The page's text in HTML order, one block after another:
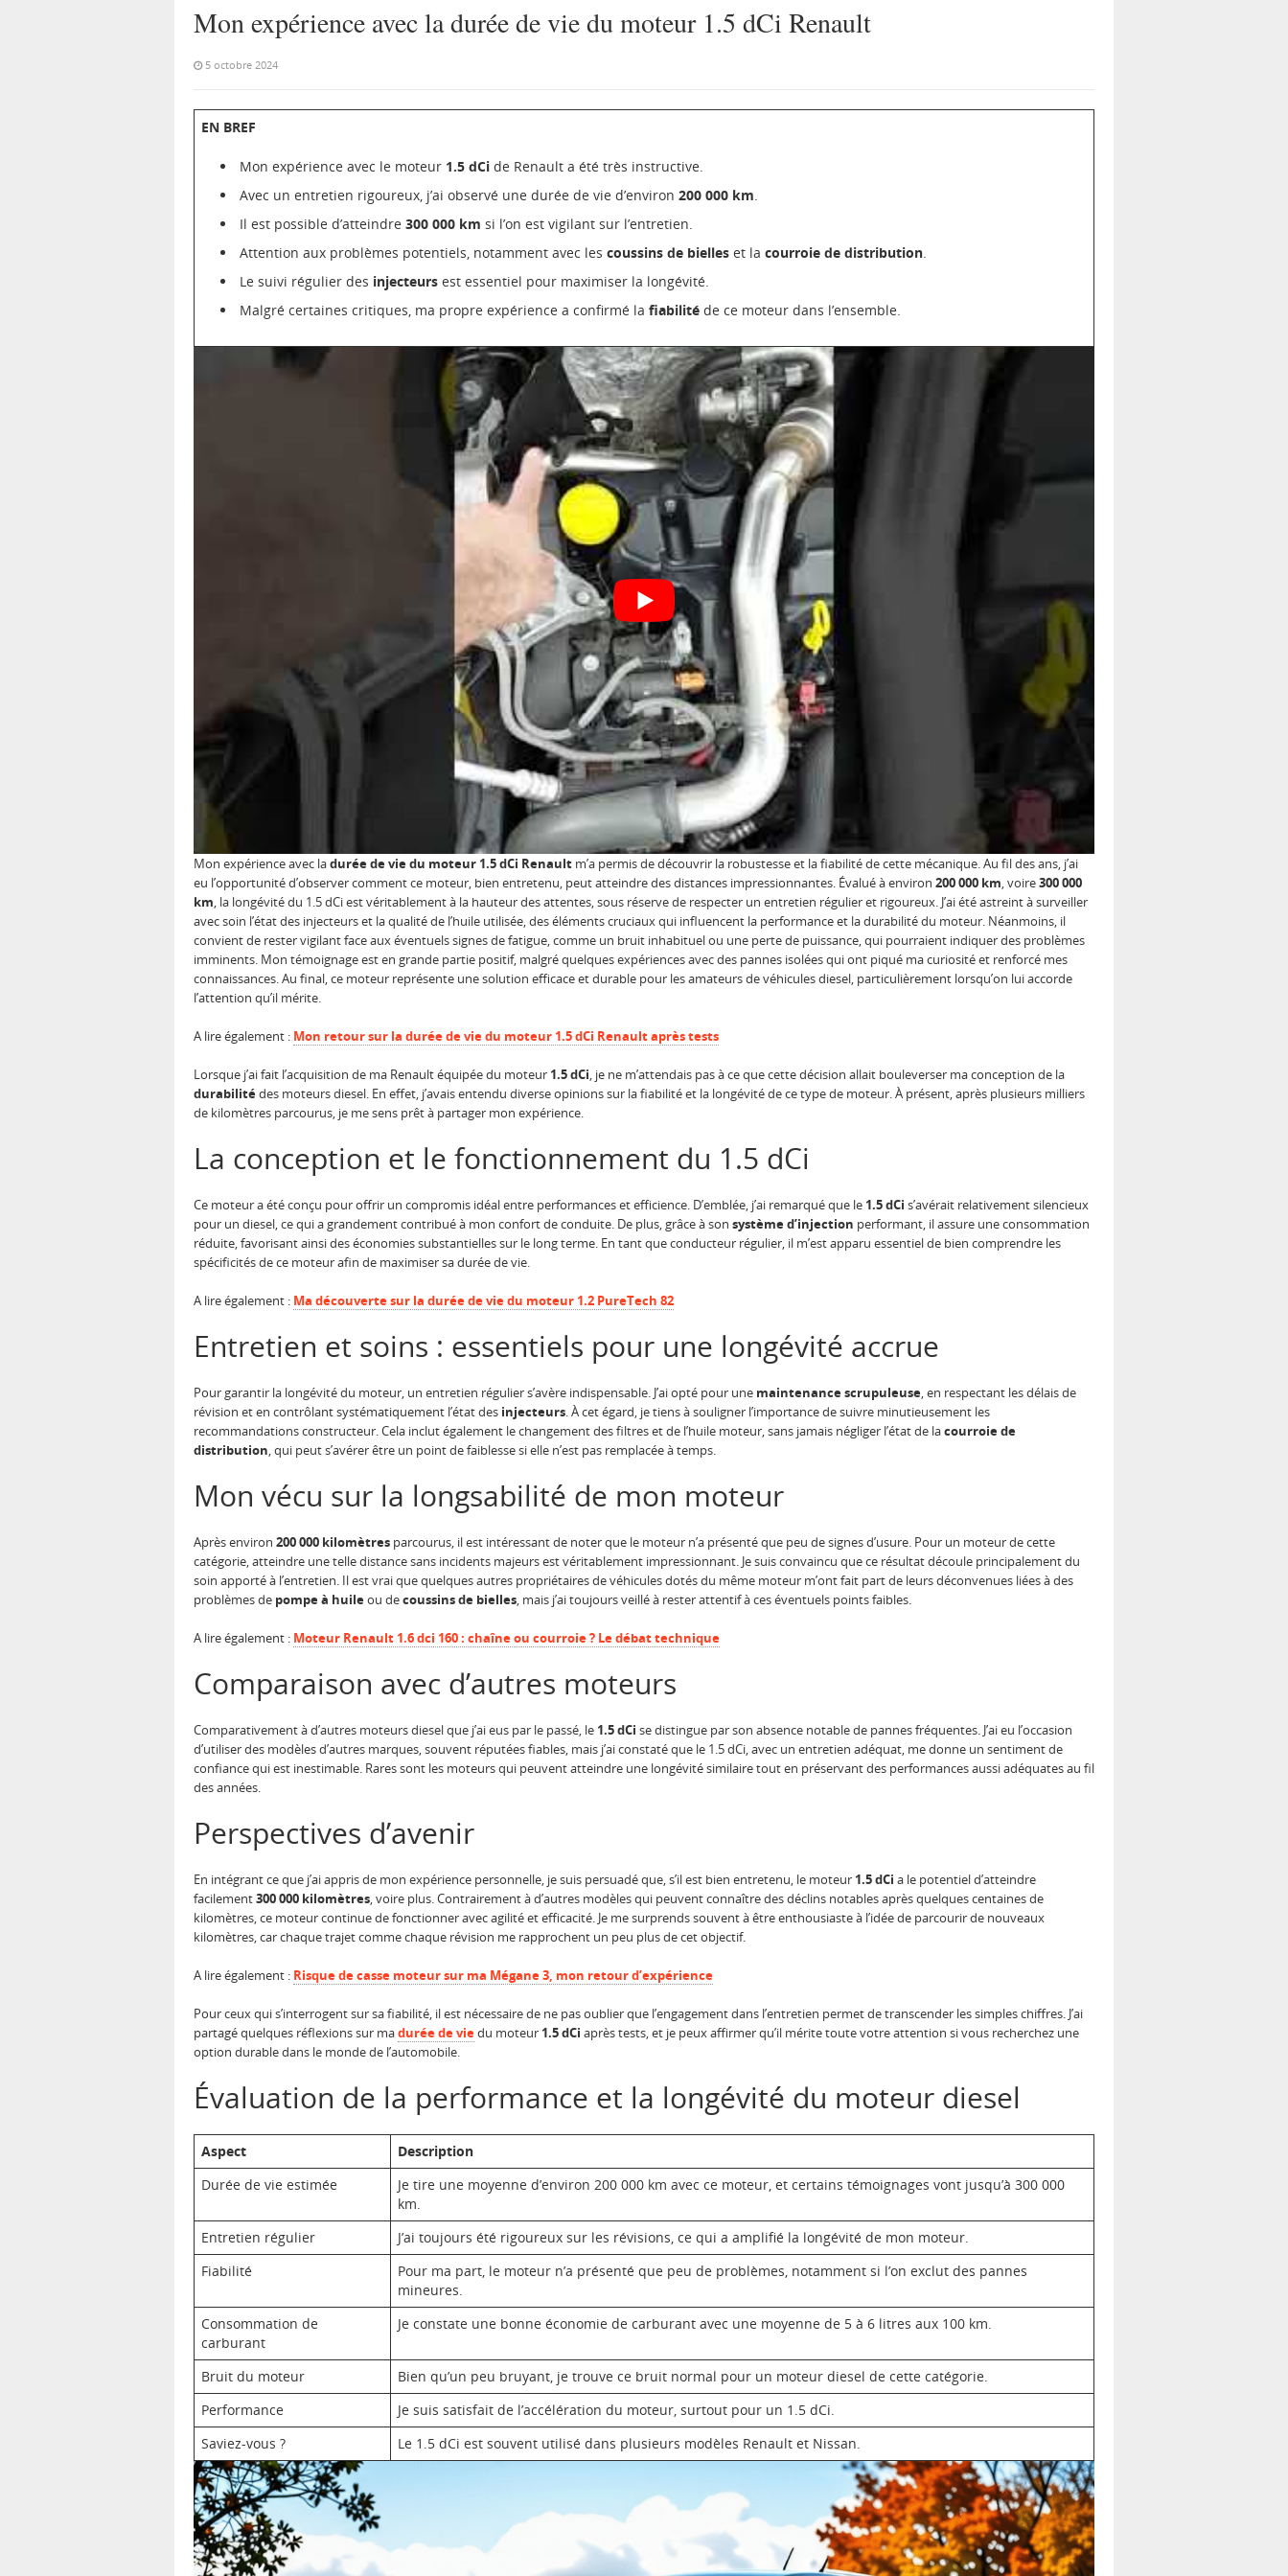
Mon expérience avec la durée de vie du moteur 1.5 dCi Renault
5 octobre 2024
EN BREF
Mon expérience avec le moteur 1.5 dCi de Renault a été très instructive.
Avec un entretien rigoureux, j’ai observé une durée de vie d’environ 200 000 km.
Il est possible d’atteindre 300 000 km si l’on est vigilant sur l’entretien.
Attention aux problèmes potentiels, notamment avec les coussins de bielles et la courroie de distribution.
Le suivi régulier des injecteurs est essentiel pour maximiser la longévité.
Malgré certaines critiques, ma propre expérience a confirmé la fiabilité de ce moteur dans l’ensemble.
Mon expérience avec ladurée de vie du moteur 1.5 dCi Renault m’a permis de découvrir la robustesse et la fiabilité de cette mécanique. Au fil des ans, j’ai
eu l’opportunité d’observer comment ce moteur, bien entretenu, peut atteindre des distances impressionnantes. Évalué à environ 200 000 km, voire300 000
km, la longévité du 1.5 dCi est véritablement à la hauteur des attentes, sous réserve de respecter un entretien régulier et rigoureux. J’ai été astreint à surveiller
avec soin l’état des injecteurs et la qualité de l’huile utilisée, des éléments cruciaux qui influencent la performance et la durabilité du moteur. Néanmoins, il
convient de rester vigilant face aux éventuels signes de fatigue, comme un bruit inhabituel ou une perte de puissance, qui pourraient indiquer des problèmes
imminents. Mon témoignage est en grande partie positif, malgré quelques expériences avec des pannes isolées qui ont piqué ma curiosité et renforcé mes
connaissances. Au final, ce moteur représente une solution efficace et durable pour les amateurs de véhicules diesel, particulièrement lorsqu’on lui accorde
l’attention qu’il mérite.
A lire également : Mon retour sur la durée de vie du moteur 1.5 dCi Renault après tests
Lorsque j’ai fait l’acquisition de ma Renault équipée du moteur 1.5 dCi, je ne m’attendais pas à ce que cette décision allait bouleverser ma conception de la
durabilitédes moteurs diesel. En effet, j’avais entendu diverse opinions sur la fiabilité et la longévité de ce type de moteur. À présent, après plusieurs milliers
de kilomètres parcourus, je me sens prêt à partager mon expérience.
La conception et le fonctionnement du 1.5 dCi
Ce moteur a été conçu pour offrir un compromis idéal entre performances et efficience. D’emblée, j’ai remarqué que le 1.5 dCi s’avérait relativement silencieux
pour un diesel, ce qui a grandement contribué à mon confort de conduite. De plus, grâce à son système d’injection performant, il assure une consommation
réduite, favorisant ainsi des économies substantielles sur le long terme. En tant que conducteur régulier, il m’est apparu essentiel de bien comprendre les
spécificités de ce moteur afin de maximiser sa durée de vie.
A lire également : Ma découverte sur la durée de vie du moteur 1.2 PureTech 82
Entretien et soins : essentiels pour une longévité accrue
Pour garantir la longévité du moteur, un entretien régulier s’avère indispensable. J’ai opté pour une maintenance scrupuleuse, en respectant les délais de
révision et en contrôlant systématiquement l’état des injecteurs. À cet égard, je tiens à souligner l’importance de suivre minutieusement les
recommandations constructeur. Cela inclut également le changement des filtres et de l’huile moteur, sans jamais négliger l’état de lacourroie de
distribution, qui peut s’avérer être un point de faiblesse si elle n’est pas remplacée à temps.
Mon vécu sur la longsabilité de mon moteur
Après environ 200 000 kilomètres parcourus, il est intéressant de noter que le moteur n’a présenté que peu de signes d’usure. Pour un moteur de cette
catégorie, atteindre une telle distance sans incidents majeurs est véritablement impressionnant. Je suis convaincu que ce résultat découle principalement du
soin apporté à l’entretien. Il est vrai que quelques autres propriétaires de véhicules dotés du même moteur m’ont fait part de leurs déconvenues liées à des
problèmes de pompe à huileou decoussins de bielles, mais j’ai toujours veillé à rester attentif à ces éventuels points faibles.
A lire également : Moteur Renault 1.6 dci 160 : chaîne ou courroie ? Le débat technique
Comparaison avec d’autres moteurs
Comparativement à d’autres moteurs diesel que j’ai eus par le passé, le 1.5 dCi se distingue par son absence notable de pannes fréquentes. J’ai eu l’occasion
d’utiliser des modèles d’autres marques, souvent réputées fiables, mais j’ai constaté que le 1.5 dCi, avec un entretien adéquat, me donne un sentiment de
confiance qui est inestimable. Rares sont les moteurs qui peuvent atteindre une longévité similaire tout en préservant des performances aussi adéquates au fil
des années.
Perspectives d’avenir
En intégrant ce que j’ai appris de mon expérience personnelle, je suis persuadé que, s’il est bien entretenu, le moteur 1.5 dCi a le potentiel d’atteindre
facilement300 000 kilomètres, voire plus. Contrairement à d’autres modèles qui peuvent connaître des déclins notables après quelques centaines de
kilomètres, ce moteur continue de fonctionner avec agilité et efficacité. Je me surprends souvent à être enthousiaste à l’idée de parcourir de nouveaux
kilomètres, car chaque trajet comme chaque révision me rapprochent un peu plus de cet objectif.
A lire également : Risque de casse moteur sur ma Mégane 3, mon retour d’expérience
Pour ceux qui s’interrogent sur sa fiabilité, il est nécessaire de ne pas oublier que l’engagement dans l’entretien permet de transcender les simples chiffres. J’ai
partagé quelques réflexions sur madurée de viedu moteur 1.5 dCi après tests, et je peux affirmer qu’il mérite toute votre attention si vous recherchez une
option durable dans le monde de l’automobile.
Évaluation de la performance et la longévité du moteur diesel
Aspect
Description
Durée de vie estimée
Je tire une moyenne d’environ 200 000 km avec ce moteur, et certains témoignages vont jusqu’à 300 000
km.
Entretien régulier
J’ai toujours été rigoureux sur les révisions, ce qui a amplifié la longévité de mon moteur.
Fiabilité
Pour ma part, le moteur n’a présenté que peu de problèmes, notamment si l’on exclut des pannes
mineures.
Consommation de
carburant
Je constate une bonne économie de carburant avec une moyenne de 5 à 6 litres aux 100 km.
Bruit du moteur
Bien qu’un peu bruyant, je trouve ce bruit normal pour un moteur diesel de cette catégorie.
Performance
Je suis satisfait de l’accélération du moteur, surtout pour un 1.5 dCi.
Saviez-vous ?
Le 1.5 dCi est souvent utilisé dans plusieurs modèles Renault et Nissan.